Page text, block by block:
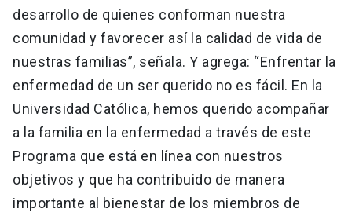
desarrollo de quienes conforman nuestra
comunidad y favorecer así la calidad de vida de
nuestras familias”, señala. Y agrega: “Enfrentar la
enfermedad de un ser querido no es fácil. En la
Universidad Católica, hemos querido acompañar
a la familia en la enfermedad a través de este
Programa que está en línea con nuestros
objetivos y que ha contribuido de manera
importante al bienestar de los miembros de